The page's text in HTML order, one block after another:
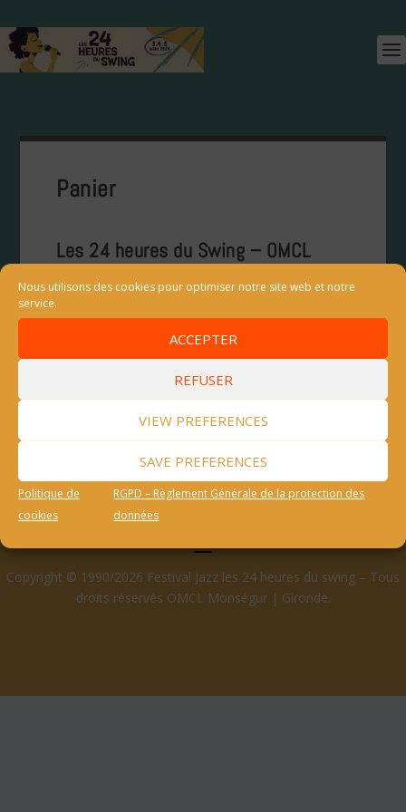
Nous utilisons des cookies pour optimiser notre site web et notre
service.
ACCEPTER
REFUSER
VIEW PREFERENCES
SAVE PREFERENCES
Politique de
cookies
RGPD – Règlement Générale de la protection des
données
Panier
Les 24 heures du Swing – OMCL
Monségur
Votre panier est actuellement vide.
RETOUR À LA BOUTIQUE
Copyright © 1990/2026 Festival Jazz les 24 heures du swing – Tous
droits réservés OMCL Monségur | Gironde.